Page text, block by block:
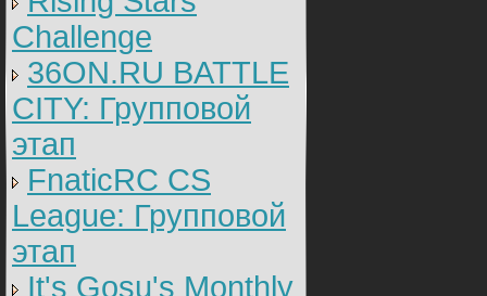
Challenge
36ON.RU BATTLE
CITY: Групповой
этап
FnaticRC CS
League: Групповой
этап
It's Gosu's Monthly